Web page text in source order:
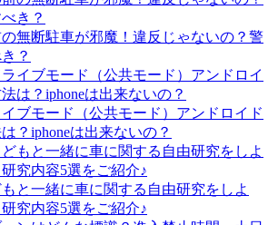
無断駐車が邪魔！違反じゃないの？警
？
ブモード（公共モード）アンドロイド
？iphoneは出来ないの？
と一緒に車に関する自由研究をしよ
究内容5選をご紹介♪